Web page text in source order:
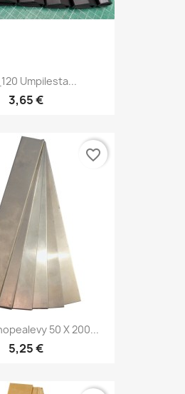
Umpilesta...
3,65 €
50 X 200...
5,25 €
favorite_border